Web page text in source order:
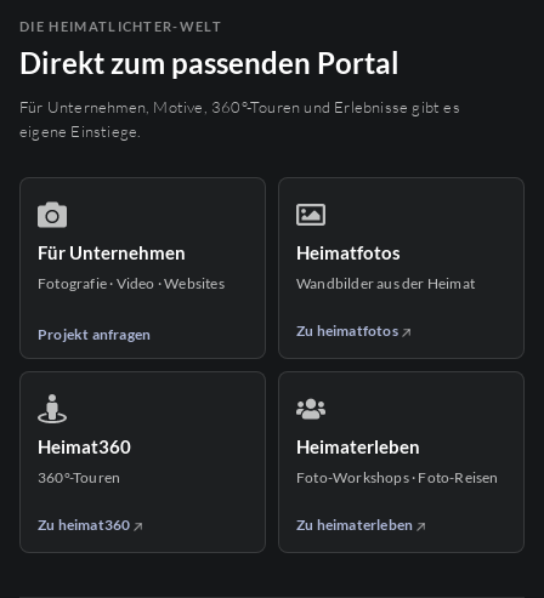
DIE HEIMATLICHTER-WELT
Direkt zum passenden Portal
Für Unternehmen, Motive, 360°-Touren und Erlebnisse gibt es
eigene Einstiege.
Für Unternehmen
Fotografie · Video · Websites
Projekt anfragen
Heimatfotos
Wandbilder aus der Heimat
Zu heimatfotos
Heimat360
360°-Touren
Zu heimat360
Heimaterleben
Foto-Workshops · Foto-Reisen
Zu heimaterleben